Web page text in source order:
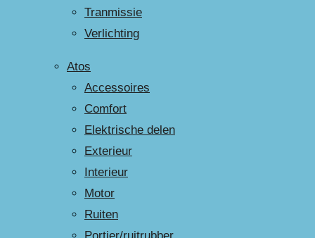
Tranmissie
Verlichting
Atos
Accessoires
Comfort
Elektrische delen
Exterieur
Interieur
Motor
Ruiten
Portier/ruitrubber